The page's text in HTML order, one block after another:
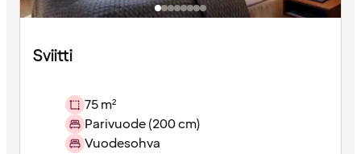
Sviitti
75 m²
Parivuode (200 cm)
Vuodesohva